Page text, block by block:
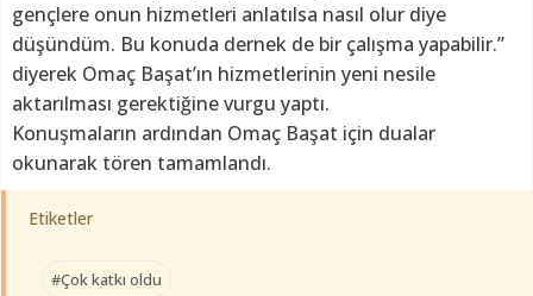
gençlere onun hizmetleri anlatılsa nasıl olur diye
düşündüm. Bu konuda dernek de bir çalışma yapabilir.”
diyerek Omaç Başat’ın hizmetlerinin yeni nesile
aktarılması gerektiğine vurgu yaptı.
Konuşmaların ardından Omaç Başat için dualar
okunarak tören tamamlandı.
Etiketler
#Çok katkı oldu